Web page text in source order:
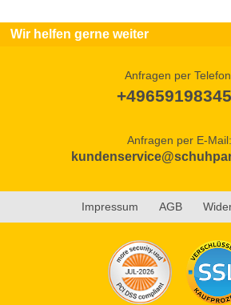
Wir helfen gerne weiter
Anfragen per
Anfragen per E-Mail:
Impressum AGB